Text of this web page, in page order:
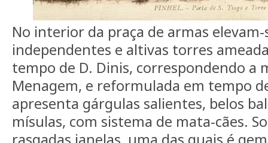
No interior da praça de armas elevam-
independentes e altivas torres
tempo de D. Dinis, correspondendo a
Menagem, e reformulada em tempo
apresenta gárgulas salientes, belos
mísulas, com sistema de mata-cães.
rasgadas janelas, uma das quais é